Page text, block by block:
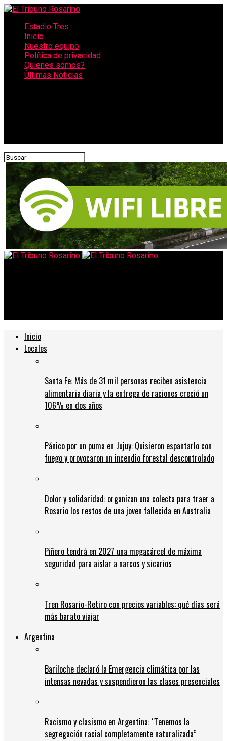
Estadio Tres
Inicio
Nuestro equipo
Política de privacidad
Quienes somos?
Últimas Noticias
Inicio
Locales
Santa Fe: Más de 31 mil personas reciben asistencia
alimentaria diaria y la entrega de raciones creció un
106% en dos años
Pánico por un puma en Jujuy: Quisieron espantarlo con
fuego y provocaron un incendio forestal descontrolado
Dolor y solidaridad: organizan una colecta para traer a
Rosario los restos de una joven fallecida en Australia
Piñero tendrá en 2027 una megacárcel de máxima
seguridad para aislar a narcos y sicarios
Tren Rosario-Retiro con precios variables: qué días será
más barato viajar
Argentina
Bariloche declaró la Emergencia climática por las
intensas nevadas y suspendieron las clases presenciales
Racismo y clasismo en Argentina: “Tenemos la
segregación racial completamente naturalizada”